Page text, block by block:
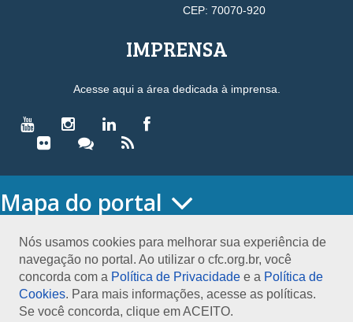
Nós usamos cookies para melhorar sua experiência de
navegação no portal. Ao utilizar o cfc.org.br, você
concorda com a Política de Privacidade e a Política de
Cookies. Para mais informações, acesse as políticas.
Se você concorda, clique em ACEITO.
CEP: 70070-920
IMPRENSA
Acesse aqui a área dedicada à imprensa.
Mapa do portal
O CONSELHO
Conselho Diretor
Nossa Sede
Planejamento
Organograma